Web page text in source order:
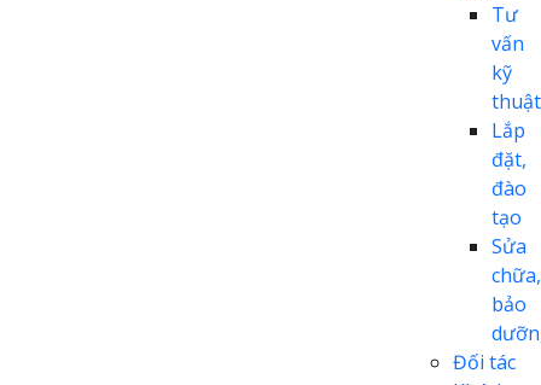
Tư
vấn
kỹ
thuật
Lắp
đặt,
đào
tạo
Sửa
chữa,
bảo
Đối tác